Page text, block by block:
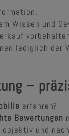
Wissen und
lediglich der
–
erfahren?
Bewertungen
und